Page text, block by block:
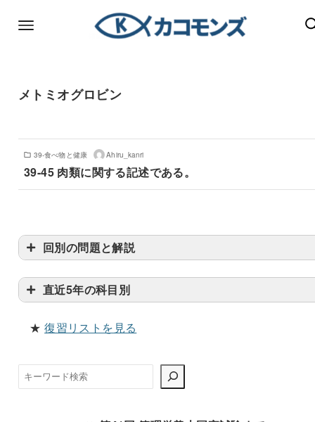
メトミオグロビン
39-食べ物と健康 Ahiru_kanri
39-45 肉類に関する記述である。
回別の問題と解説
直近5年の科目別
★復習リストを見る
検
索